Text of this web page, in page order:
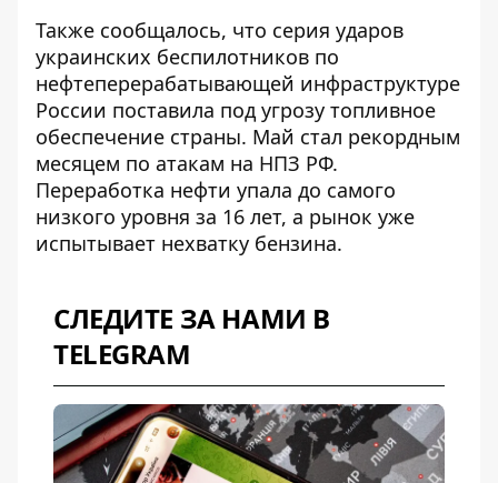
Также сообщалось, что серия ударов
украинских беспилотников по
нефтеперерабатывающей инфраструктуре
России поставила под угрозу топливное
обеспечение страны. Май стал рекордным
месяцем по атакам на НПЗ РФ.
Переработка нефти упала до самого
низкого уровня за 16 лет, а рынок уже
испытывает нехватку бензина.
СЛЕДИТЕ ЗА НАМИ В
TELEGRAM